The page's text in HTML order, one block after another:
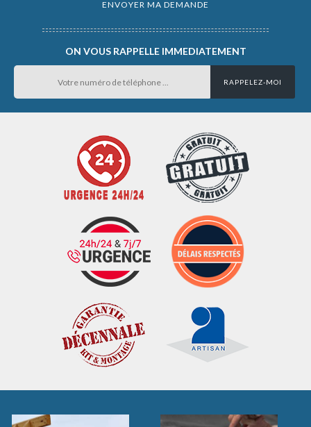
ON VOUS RAPPELLE IMMEDIATEMENT